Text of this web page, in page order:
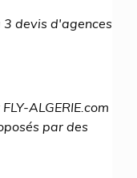
3 devis d'agences
ALGERIE.com
par des